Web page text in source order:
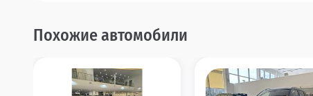
Похожие автомобили